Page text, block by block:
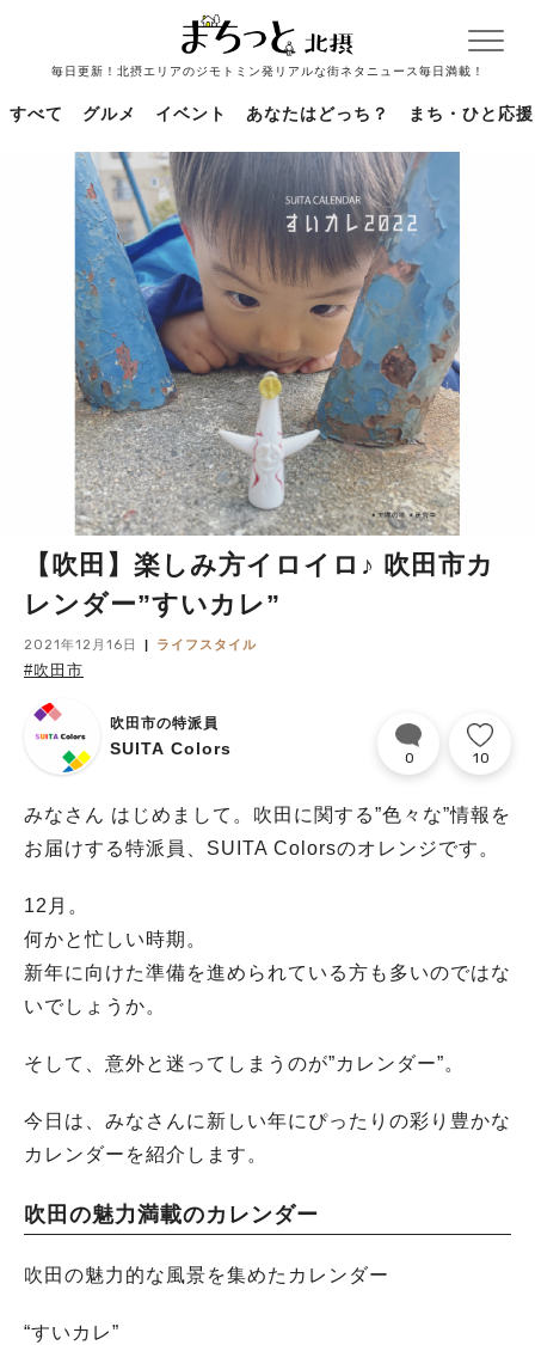
毎日更新！北摂エリアのジモトミン発リアルな街ネタニュース毎日満載！
すべて グルメ イベント あなたはどっち？ まち・ひと応援
【吹田】楽しみ方イロイロ♪ 吹田市カ
レンダー”すいカレ”
2021年12月16日 ライフスタイル
#吹田市
吹田市の特派員
SUITA Colors 0 10
みなさん はじめまして。吹田に関する”色々な”情報を
お届けする特派員、SUITA Colorsのオレンジです。
12月。
何かと忙しい時期。
新年に向けた準備を進められている方も多いのではな
いでしょうか。
そして、意外と迷ってしまうのが”カレンダー”。
今日は、みなさんに新しい年にぴったりの彩り豊かな
カレンダーを紹介します。
吹田の魅力満載のカレンダー
吹田の魅力的な風景を集めたカレンダー
“すいカレ”